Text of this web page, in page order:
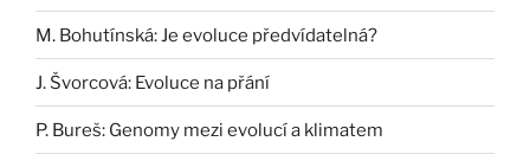
M. Bohutínská: Je evoluce předvídatelná?
J. Švorcová: Evoluce na přání
P. Bureš: Genomy mezi evolucí a klimatem